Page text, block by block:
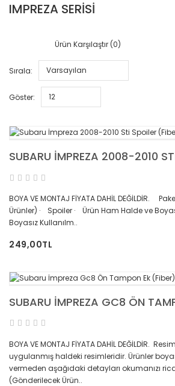
IMPREZA SERISI
Ürün Karşılaştır (0)
Sırala: Varsayılan
Göster: 12
BOYA VE MONTAJ FİYATA DAHİL DEĞİLDİR.
Ürünler) · Spoiler · Ürün Ham Halde ve
Boyasız Kullanılm..
249,00TL
SUBARU İMPREZA GC8 ÖN
BOYA VE MONTAJ FİYATA DAHİL DEĞİLDİR.
uygulanmış haldeki resimleridir. Ürünler
vermeden aşağıdaki detayları okumanızı
(Gönderilecek Ürün..